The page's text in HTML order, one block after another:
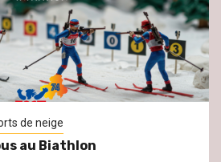
de neige
au Biathlon